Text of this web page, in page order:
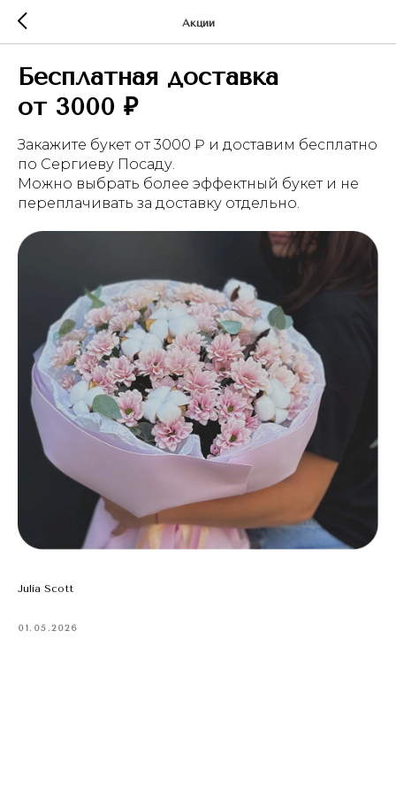
Акции
Бесплатная доставка
от 3000 ₽
Закажите букет от 3000 ₽ и доставим бесплатно
по Сергиеву Посаду.
Можно выбрать более эффектный букет и не
переплачивать за доставку отдельно.
Julia Scott
01.05.2026